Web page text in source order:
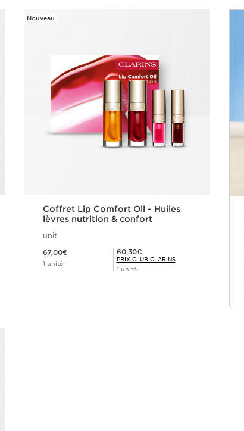
Nouveau
Coffret Lip Comfort Oil - Huiles
lèvres nutrition & confort
unit
67,00€
1 unité
Prix Club Clarins 60,30€
60,30€
PRIX CLUB CLARINS
1 unité